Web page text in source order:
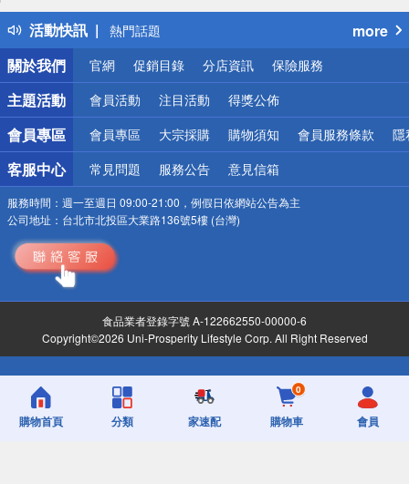
活動快訊
得獎公告
熱門話題
銀行優惠
偏遠地區配送
詐騙網頁！請小心！
more
關於我們
官網 促銷目錄 分店資訊 保險服務
主題活動 會員活動 注目活動 得獎公佈
會員專區 會員專區 大宗採購 購物須知 會員服務條款 隱
客服中心 常見問題 服務公告 意見信箱
服務時間： 週一至週日 09:00-21:00，例假日依網站公告為主
公司地址： 台北市北投區大業路136號5樓 (台灣)
食品業者登錄字號 A-122662550-00000-6
Copyright©2026 Uni-Prosperity Lifestyle Corp. All Right Reserved
購物首頁 分類 家速配
0
購物車 會員